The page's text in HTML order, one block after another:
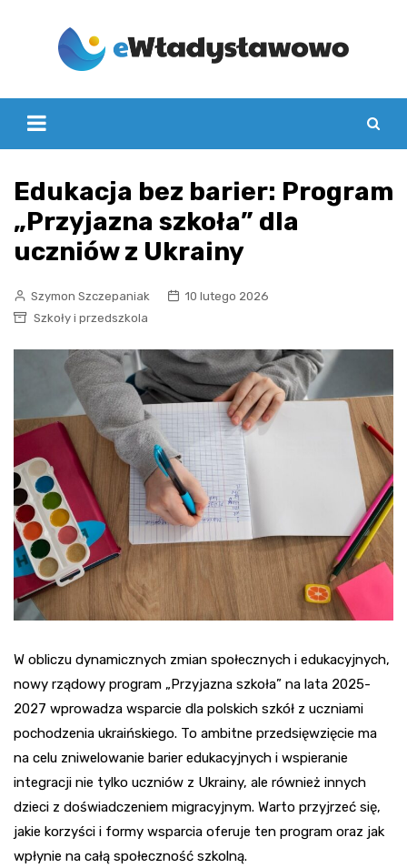
Edukacja bez barier: Program
„Przyjazna szkoła” dla
uczniów z Ukrainy
Szymon Szczepaniak
10 lutego 2026
Szkoły i przedszkola
W obliczu dynamicznych zmian społecznych i edukacyjnych,
nowy rządowy program „Przyjazna szkoła” na lata 2025-
2027 wprowadza wsparcie dla polskich szkół z uczniami
pochodzenia ukraińskiego. To ambitne przedsięwzięcie ma
na celu zniwelowanie barier edukacyjnych i wspieranie
integracji nie tylko uczniów z Ukrainy, ale również innych
dzieci z doświadczeniem migracyjnym. Warto przyjrzeć się,
jakie korzyści i formy wsparcia oferuje ten program oraz jak
wpłynie na całą społeczność szkolną.